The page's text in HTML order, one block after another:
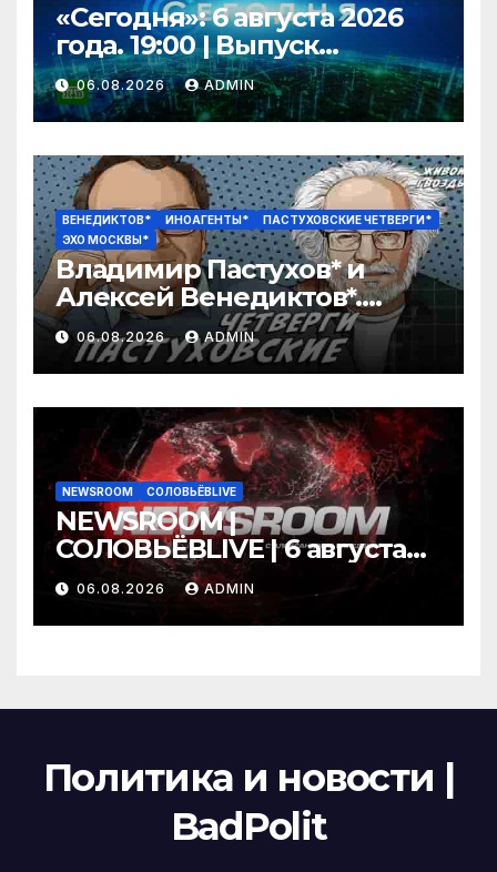
«Сегодня»: 6 августа 2026
года. 19:00 | Выпуск
новостей | Новости НТВ
06.08.2026 ADMIN
ВЕНЕДИКТОВ* ИНОАГЕНТЫ*
ПАСТУХОВСКИЕ ЧЕТВЕРГИ*
ЭХО МОСКВЫ*
Владимир Пастухов* и
Алексей Венедиктов*.
Пастуховские четверги /
06.08.26
06.08.2026 ADMIN
NEWSROOM СОЛОВЬЁВLIVE
NEWSROOM |
СОЛОВЬЁВLIVE | 6 августа
2026 года
06.08.2026 ADMIN
Политика и новости |
BadPolit